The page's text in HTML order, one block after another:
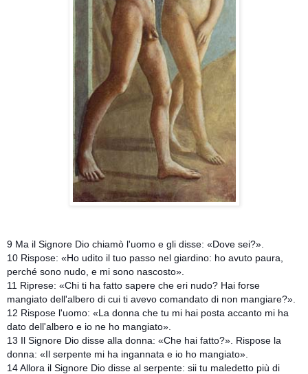
9 Ma il Signore Dio chiamò l'uomo e gli disse: «Dove sei?».
10 Rispose: «Ho udito il tuo passo nel giardino: ho avuto paura,
perché sono nudo, e mi sono nascosto».
11 Riprese: «Chi ti ha fatto sapere che eri nudo? Hai forse
mangiato dell'albero di cui ti avevo comandato di non mangiare?».
12 Rispose l'uomo: «La donna che tu mi hai posta accanto mi ha
dato dell'albero e io ne ho mangiato».
13 Il Signore Dio disse alla donna: «Che hai fatto?». Rispose la
donna: «Il serpente mi ha ingannata e io ho mangiato».
14 Allora il Signore Dio disse al serpente: sii tu maledetto più di